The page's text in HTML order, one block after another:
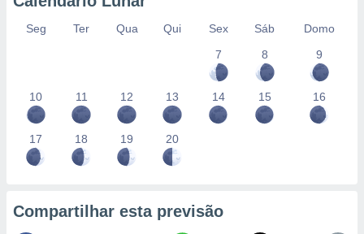
Seg Ter Qua Qui Sex Sáb
Domo
7
8 9
10 11 12 13 14 15 16
17 18 19 20
Compartilhar esta previsão